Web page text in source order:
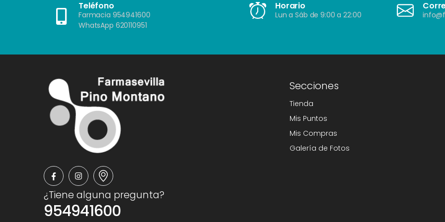
Teléfono
Farmacia 954941600
WhatsApp 620110951
Horario
Lun a Sáb de 9:00 a 22:00
¿Tiene alguna pregunta?
954941600
Secciones
Tienda
Mis Puntos
Mis Compras
Galería de Fotos